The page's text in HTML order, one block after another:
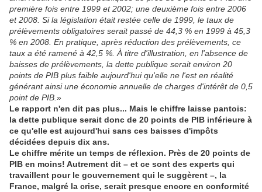
première fois entre 1999 et 2002; une deuxième fois entre 2006
et 2008. Si la législation était restée celle de 1999, le taux de
prélèvements obligatoires serait passé de 44,3 % en 1999 à 45,3
% en 2008. En pratique, après réduction des prélèvements, ce
taux a été ramené à 42,5 %. À titre d'illustration, en l'absence de
baisses de prélèvements, la dette publique serait environ 20
points de PIB plus faible aujourd'hui qu'elle ne l'est en réalité
générant ainsi une économie annuelle de charges d'intérêt de 0,5
point de PIB. »
Le rapport n'en dit pas plus... Mais le chiffre laisse pantois:
la dette publique serait donc de 20 points de PIB inférieure à
ce qu'elle est aujourd'hui sans ces baisses d'impôts
décidées depuis dix ans.
Le chiffre mérite un temps de réflexion. Près de 20 points de
PIB en moins! Autrement dit – et ce sont des experts qui
travaillent pour le gouvernement qui le suggèrent –, la
France, malgré la crise, serait presque encore en conformité